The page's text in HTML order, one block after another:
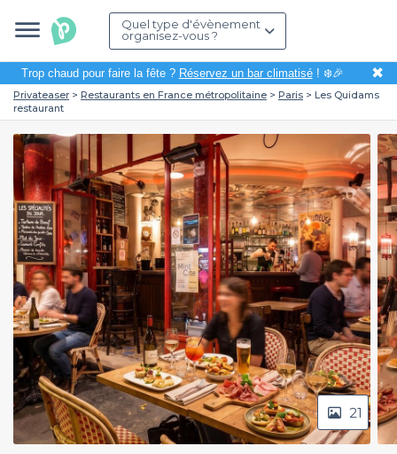
Quel type d'évènement
organisez-vous ?
Trop chaud pour faire la fête ? Réservez un bar climatisé! ❄️🎉 ✖
Privateaser Restaurants en France métropolitaine Paris
Les Quidams
restaurant
21